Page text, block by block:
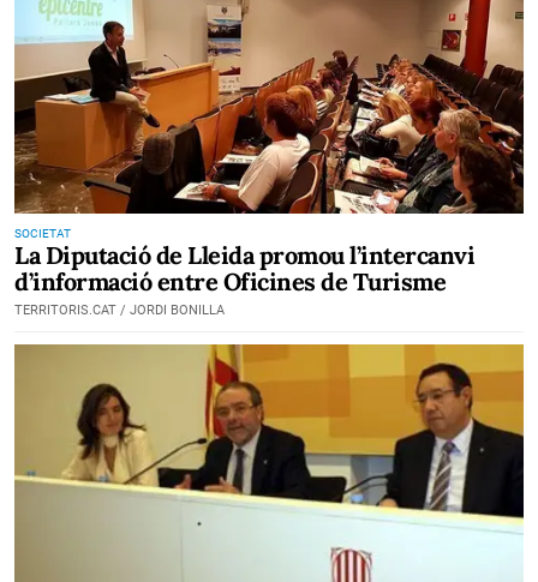
SOCIETAT
La Diputació de Lleida promou l’intercanvi
d’informació entre Oficines de Turisme
TERRITORIS.CAT / JORDI BONILLA